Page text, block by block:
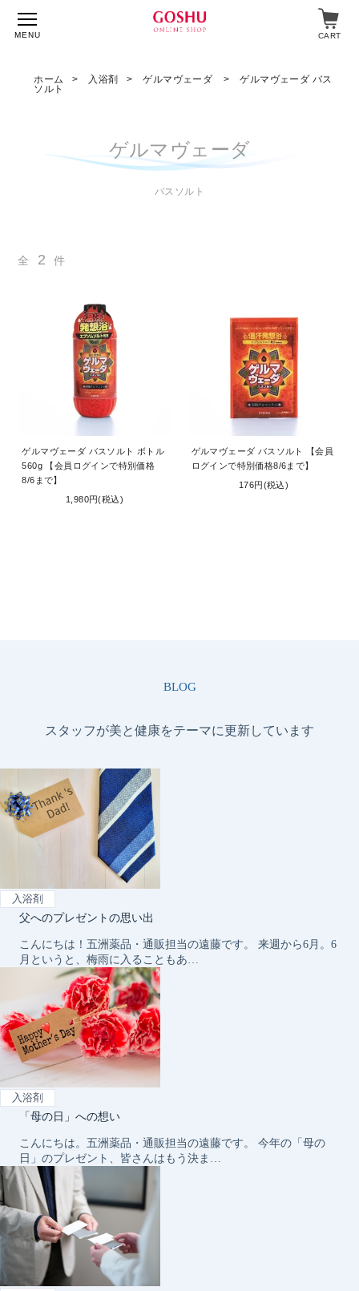
ショップガイド
ギフト対応について メルマガ登録
MENU CART
ホーム 入浴剤 ゲルマヴェーダ
ゲルマヴェーダ バス
ソルト
ゲルマヴェーダ
バスソルト
全 2 件
ゲルマヴェーダ バスソルト ボトル
560g 【会員ログインで特別価格
8/6まで】
1,980円(税込)
ゲルマヴェーダ バスソルト 【会員
ログインで特別価格8/6まで】
176円(税込)